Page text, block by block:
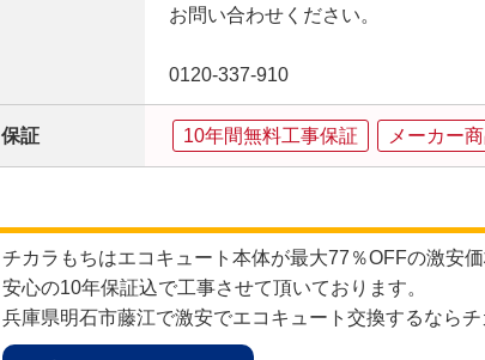
お問い合わせください。
0120‐337‐910
保証 10年間無料工事保証 メーカー
チカラもちはエコキュート本体が最大77％OFFの激安
安心の10年保証込で工事させて頂いております。
兵庫県明石市藤江で激安でエコキュート交換するなら